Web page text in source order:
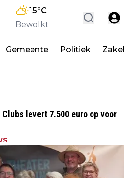
15°C
Bewolkt
Gemeente Politiek
levert 7.500 euro op voor